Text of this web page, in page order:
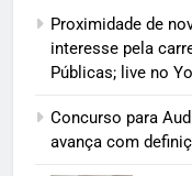
Proximidade de
interesse pela
Públicas; live no
Concurso para
avança com